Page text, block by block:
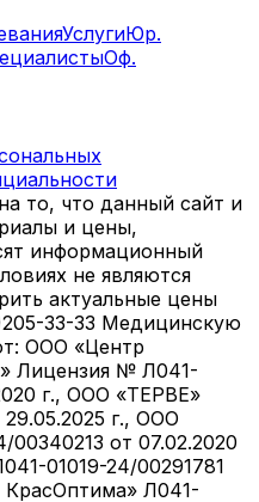
УслугиЮр.
Оф.
то, что данный сайт и
и цены,
информационный
не являются
актуальные цены
33-33 Медицинскую
ООО «Центр
Лицензия № Л041-
г., ООО «ТЕРВЕ»
г., ООО
00340213 от 07.02.2020
01019-24/00291781
Л041-